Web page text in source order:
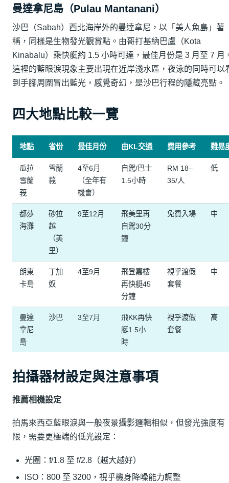
曼達拿尼島（Pulau Mantanani）
沙巴（Sabah）西北海岸外的曼達拿尼，以「美人魚島」著
稱，同樣是生物發光觀賞點。由哥打基納巴盧（Kota
Kinabalu）乘快艇約 1.5 小時可達，最佳月份是 3 月至 7 月
這裡的藍眼淚現象主要出現在近岸淺水區，夜泳的同時可以
到手腳周圍冒出藍光，感覺奇幻，是沙巴行程的隱藏亮點。
四大地點比較一覽
地點 省份 最佳月份 由KL交通 費用參考 難易
瓜拉
雪蘭
莪
雪蘭
莪
4至6月
（全年有
機會）
自駕/巴士
1.5小時
RM 18–
35/人
低
都莎
海灘
砂拉
越
（美
里）
9至12月
飛美里再
自駕30分
鐘
免費入場 中
朗東
卡島
丁加
奴
4至9月
飛登嘉樓
再快艇45
分鐘
視乎渡假
套餐
中
曼達
拿尼
島
沙巴 3至7月
飛KK再快
艇1.5小
時
視乎渡假
套餐
高
拍攝器材設定與注意事項
推薦相機設定
拍馬來西亞藍眼淚與一般夜景攝影邏輯相似，但發光強度有
限，需要更極端的低光設定：
光圈：f/1.8 至 f/2.8（越大越好）
ISO：800 至 3200，視乎機身降噪能力調整